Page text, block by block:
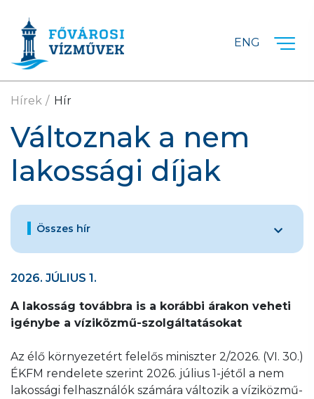
ENG
Hírek Hír
Változnak a nem
lakossági díjak
Összes hír
2026. JÚLIUS 1.
A lakosság továbbra is a korábbi árakon veheti
igénybe a víziközmű-szolgáltatásokat
Az élő környezetért felelős miniszter 2/2026. (VI. 30.)
ÉKFM rendelete szerint 2026. július 1-jétől a nem
lakossági felhasználók számára változik a víziközmű-